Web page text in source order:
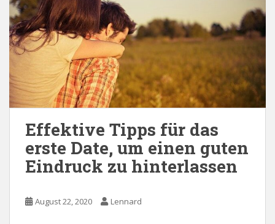
Effektive Tipps für das
erste Date, um einen guten
Eindruck zu hinterlassen
August 22, 2020 Lennard